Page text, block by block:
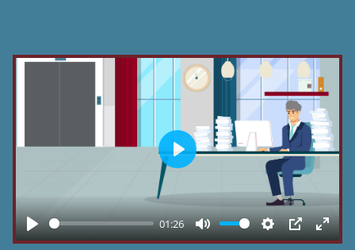
Play
01:26
Mute Settings
PIP Enter
Play